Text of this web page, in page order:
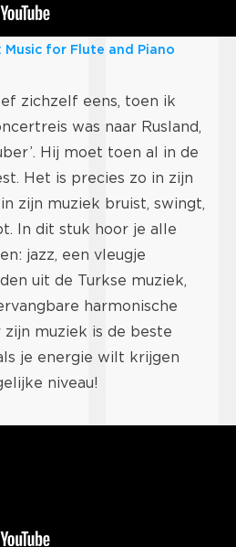
Music for Flute and Piano
zichzelf eens, toen ik
was naar Rusland,
Hij moet toen al in de
Het is precies zo in zijn
zijn muziek bruist, swingt,
In dit stuk hoor je alle
jazz, een vleugje
uit de Turkse muziek,
harmonische
zijn muziek is de beste
je energie wilt krijgen
niveau!